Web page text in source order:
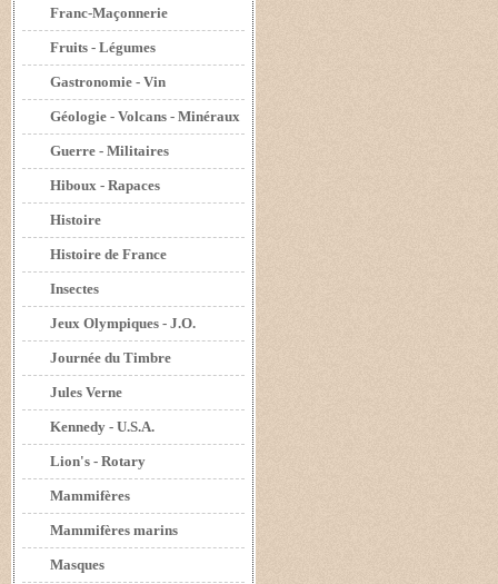
Franc-Maçonnerie
Fruits - Légumes
Gastronomie - Vin
Géologie - Volcans - Minéraux
Guerre - Militaires
Hiboux - Rapaces
Histoire
Histoire de France
Insectes
Jeux Olympiques - J.O.
Journée du Timbre
Jules Verne
Kennedy - U.S.A.
Lion's - Rotary
Mammifères
Mammifères marins
Masques